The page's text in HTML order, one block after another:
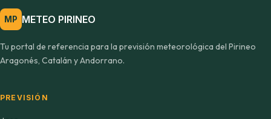
MP METEO PIRINEO
Tu portal de referencia para la previsión meteorológica del Pirineo
Aragonés, Catalán y Andorrano.
PREVISIÓN